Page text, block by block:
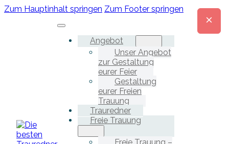
Zum Hauptinhalt springen Zum Footer springen
Angebot
Unser Angebot
zur Gestaltung
eurer Feier
Gestaltung
eurer Freien
Trauung
Trauredner
Freie Trauung